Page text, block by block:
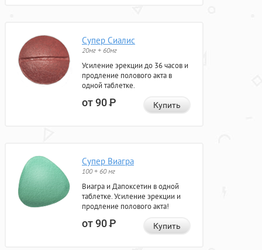
Супер Сиалис
20мг + 60мг
Усиление эрекции до 36 часов и
продление полового акта в
одной таблетке.
от 90Р Купить
Супер Виагра
100 + 60 мг
Виагра и Дапоксетин в одной
таблетке. Усиление эрекции и
продление полового акта!
от 90Р Купить